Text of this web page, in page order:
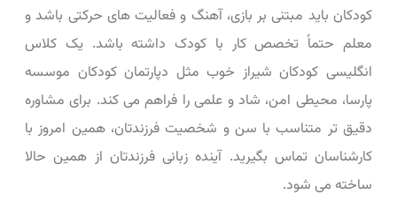
کودکان باید مبتنی بر بازی، آهنگ و فعالیت ‌های حرکتی باشد و
معلم حتماً تخصص کار با کودک داشته باشد. یک کلاس
انگلیسی کودکان شیراز خوب مثل دپارتمان کودکان موسسه
پارسا، محیطی امن، شاد و علمی را فراهم می ‌کند. برای مشاوره
دقیق ‌تر متناسب با سن و شخصیت فرزندتان، همین امروز با
کارشناسان تماس بگیرید. آینده زبانی فرزندتان از همین حالا
ساخته می ‌شود.